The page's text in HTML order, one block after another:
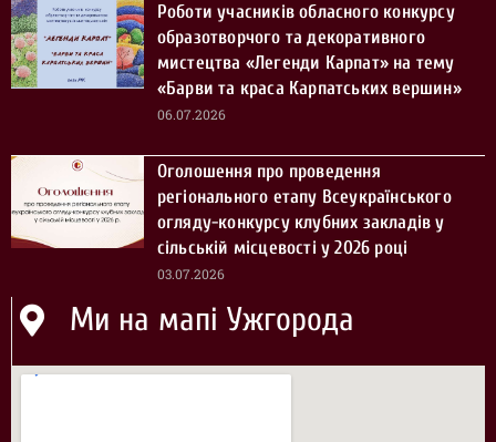
Роботи учасників обласного конкурсу
образотворчого та декоративного
мистецтва «Легенди Карпат» на тему
«Барви та краса Карпатських вершин»
06.07.2026
Оголошення про проведення
регіонального етапу Всеукраїнського
огляду-конкурсу клубних закладів у
сільській місцевості у 2026 році
03.07.2026
Ми на мапі Ужгорода